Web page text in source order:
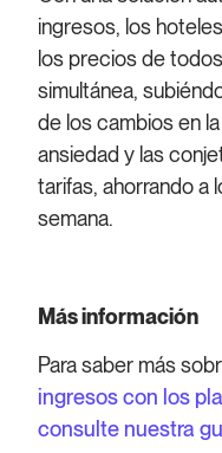
ingresos, los
los precios de
simultánea,
de los cambios en
ansiedad y las
tarifas, ahorrando a
semana.
Más información
Para saber más
ingresos con los
consulte nuestra